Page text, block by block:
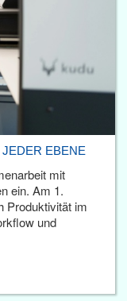
EBENE
mit
ein. Am 1.
Produktivität im
und